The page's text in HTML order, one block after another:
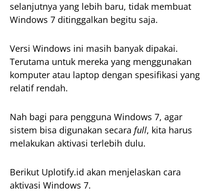
selanjutnya yang lebih baru, tidak membuat
Windows 7 ditinggalkan begitu saja.
Versi Windows ini masih banyak dipakai.
Terutama untuk mereka yang menggunakan
komputer atau laptop dengan spesifikasi yang
relatif rendah.
Nah bagi para pengguna Windows 7, agar
sistem bisa digunakan secara full, kita harus
melakukan aktivasi terlebih dulu.
Berikut Uplotify.id akan menjelaskan cara
aktivasi Windows 7.